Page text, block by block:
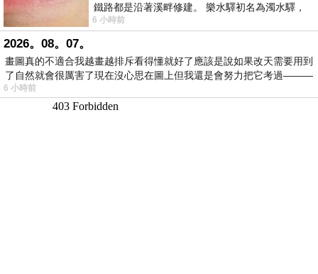
鐵路都是沿著溪畔修建。 樂水驛初名為濁水驛，
但因與臺鐵集集線車站同名，於1953
6 小時前
2026。08。07。
畫圖真的不適合我越畫越排斥看得懂就好了應該是說如果改天需要用到
了自然就會很厲害了現在沒心思在圖上但我還是會努力把它考過———
6 小時前